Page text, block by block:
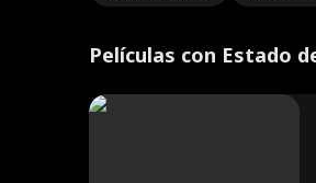
Películas con Estado